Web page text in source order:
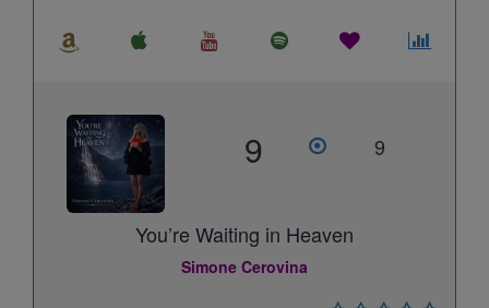
9 9
You’re Waiting in Heaven
Simone Cerovina